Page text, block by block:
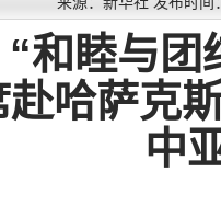
“和睦与团
赴哈萨克
中